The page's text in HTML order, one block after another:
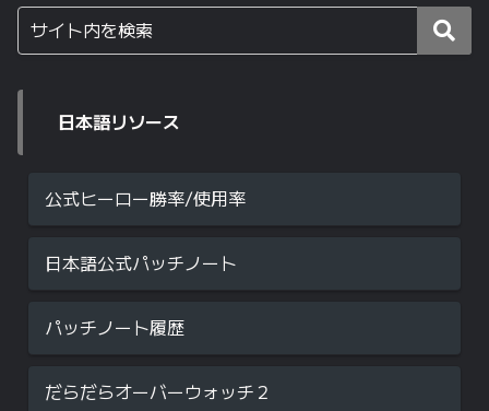
日本語リソース
公式ヒーロー勝率/使用率
日本語公式パッチノート
パッチノート履歴
だらだらオーバーウォッチ２